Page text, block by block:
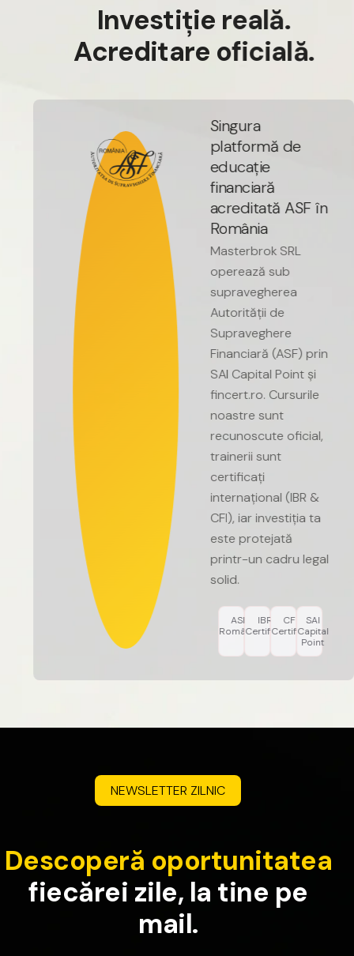
vestițiere ală.
creditareof icială.
gura
tformă de
ucație
nciară
editată ASF în
mânia
MasterbrokSRL
opereazăsub
supravegherea
Autoritățiide
Supraveghere
Financiară (ASF)prin
CapitalPoint și
fincert.ro.Cursurile
noastresunt
recunoscuteoficial,
traineriisunt
certificați
internațional(IBR &
iarinvestiția ta
protejată
printr-uncadrulegal
solid.
România
IBR
Certified
CFI
Certified
SAI
Capital
NEWSLETTER ZILNIC
Descoperă oportunitatea
fiecărei zile, la tine pe
mail.